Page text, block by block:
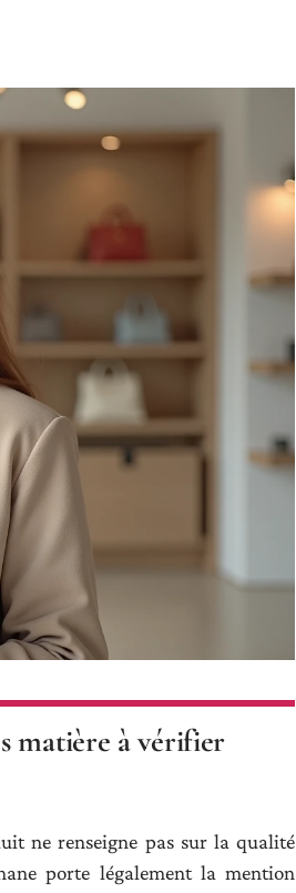
matière à vérifier
ne renseigne pas sur la qualité
porte légalement la mention